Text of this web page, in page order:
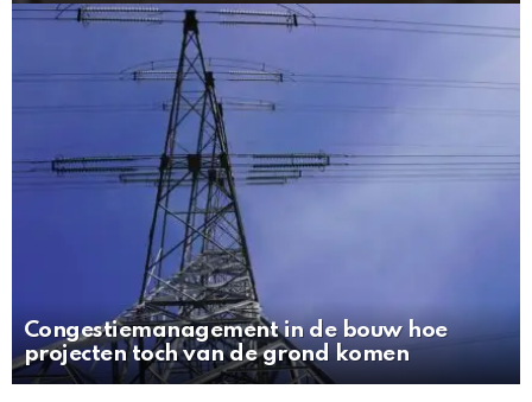
Congestiemanagement in de bouw hoe
projecten toch van de grond komen